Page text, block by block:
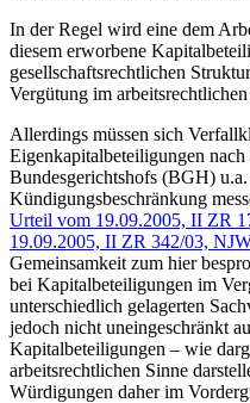
In der Regel wird eine dem
diesem erworbene
gesellschaftsrechtlichen
Vergütung im
Allerdings müssen sich
Eigenkapitalbeteiligungen nach
Bundesgerichtshofs (BGH)
Kündigungsbeschränkung
Urteil vom 19.09.2005, II ZR
19.09.2005, II ZR 342/03,
Gemeinsamkeit zum hier
bei Kapitalbeteiligungen im
unterschiedlich gelagerten
jedoch nicht uneingeschränkt
Kapitalbeteiligungen – wie
arbeitsrechtlichen Sinne
Würdigungen daher im